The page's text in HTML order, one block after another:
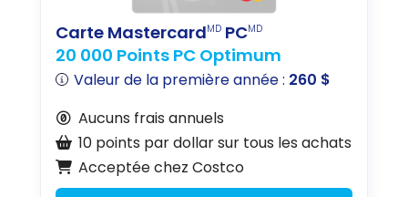
Carte MastercardMDPCMD
20 000 Points PC Optimum
Valeur de la première année : 260 $
Aucuns frais annuels
10 points par dollar sur tous les achats
Acceptée chez Costco